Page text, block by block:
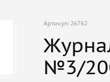
Артикул: 26762
№3/